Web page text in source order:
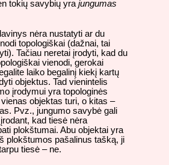
tokių savybių yra jungumas
nėra nustatyti ar du
topologiškai (dažnai, tai
Tačiau neretai įrodyti, kad du
vienodi, gerokai
laiko begalinį kiekį kartų
objektus. Tad vienintelis
įrodymui yra topologinės
objektas turi, o kitas –
Pvz., jungumo savybė gali
kad tiesė nėra
plokštumai. Abu objektai yra
plokštumos pašalinus tašką, ji
tiesė – ne.